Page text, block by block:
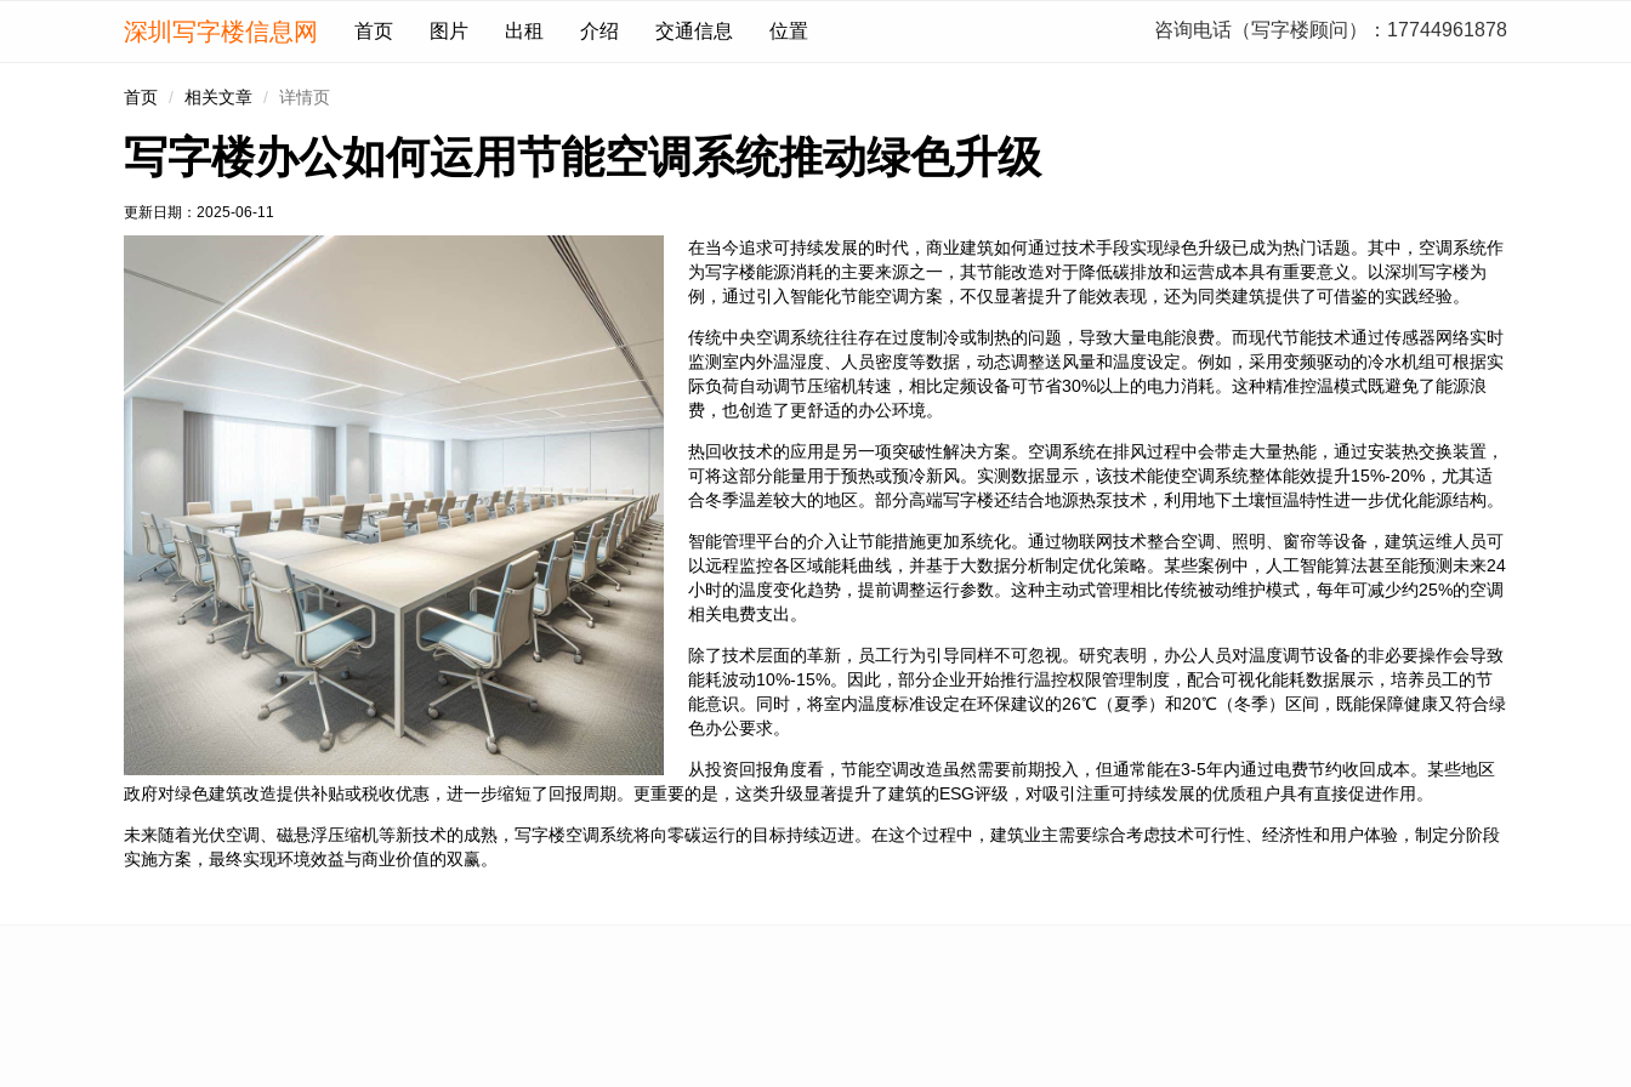
深圳写字楼信息网 首页 图片 出租 介绍 交通信息 位置 咨询电话（写字楼顾问）：17744961878
首页 相关文章 详情页
写字楼办公如何运用节能空调系统推动绿色升级
更新日期： 2025-06-11
在当今追求可持续发展的时代，商业建筑如何通过技术手段实现绿色升级已成为热门话题。其中，空调系统作
为写字楼能源消耗的主要来源之一，其节能改造对于降低碳排放和运营成本具有重要意义。以深圳写字楼为
例，通过引入智能化节能空调方案，不仅显著提升了能效表现，还为同类建筑提供了可借鉴的实践经验。
传统中央空调系统往往存在过度制冷或制热的问题，导致大量电能浪费。而现代节能技术通过传感器网络实时
监测室内外温湿度、人员密度等数据，动态调整送风量和温度设定。例如，采用变频驱动的冷水机组可根据实
际负荷自动调节压缩机转速，相比定频设备可节省30%以上的电力消耗。这种精准控温模式既避免了能源浪
费，也创造了更舒适的办公环境。
热回收技术的应用是另一项突破性解决方案。空调系统在排风过程中会带走大量热能，通过安装热交换装置，
可将这部分能量用于预热或预冷新风。实测数据显示，该技术能使空调系统整体能效提升15%-20%，尤其适
合冬季温差较大的地区。部分高端写字楼还结合地源热泵技术，利用地下土壤恒温特性进一步优化能源结构。
智能管理平台的介入让节能措施更加系统化。通过物联网技术整合空调、照明、窗帘等设备，建筑运维人员可
以远程监控各区域能耗曲线，并基于大数据分析制定优化策略。某些案例中，人工智能算法甚至能预测未来24
小时的温度变化趋势，提前调整运行参数。这种主动式管理相比传统被动维护模式，每年可减少约25%的空调
相关电费支出。
除了技术层面的革新，员工行为引导同样不可忽视。研究表明，办公人员对温度调节设备的非必要操作会导致
能耗波动10%-15%。因此，部分企业开始推行温控权限管理制度，配合可视化能耗数据展示，培养员工的节
能意识。同时，将室内温度标准设定在环保建议的26℃（夏季）和20℃（冬季）区间，既能保障健康又符合绿
色办公要求。
从投资回报角度看，节能空调改造虽然需要前期投入，但通常能在3-5年内通过电费节约收回成本。某些地区
政府对绿色建筑改造提供补贴或税收优惠，进一步缩短了回报周期。更重要的是，这类升级显著提升了建筑的ESG评级，对吸引注重可持续发展的优质租户具有直接促进作用。
未来随着光伏空调、磁悬浮压缩机等新技术的成熟，写字楼空调系统将向零碳运行的目标持续迈进。在这个过程中，建筑业主需要综合考虑技术可行性、经济性和用户体验，制定分阶段
实施方案，最终实现环境效益与商业价值的双赢。